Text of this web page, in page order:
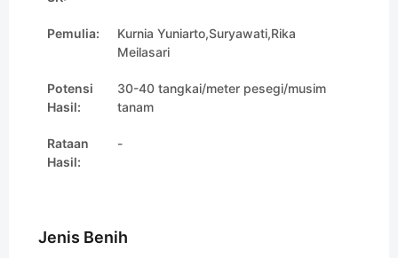
Pemulia:
Kurnia Yuniarto,Suryawati,Rika
Meilasari
Potensi
Hasil:
30-40 tangkai/meter pesegi/musim
tanam
Rataan
Hasil:
-
Jenis Benih